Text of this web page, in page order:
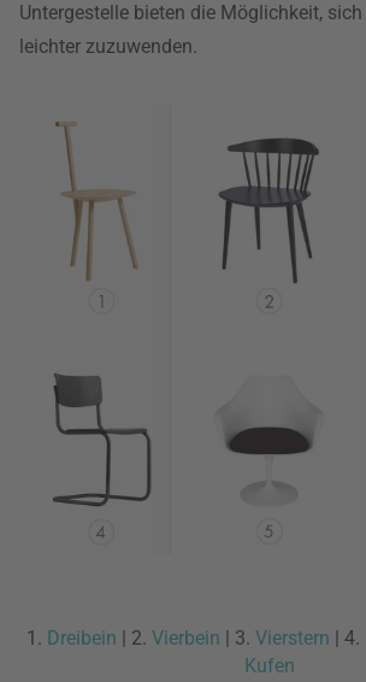
Untergestelle bieten die Möglichkeit,
leichter zuzuwenden.
1. Dreibein | 2. Vierbein | 3. Vierstern | 4.
Kufen